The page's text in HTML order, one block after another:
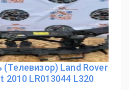
Land Rover
2010 LR013044 L320